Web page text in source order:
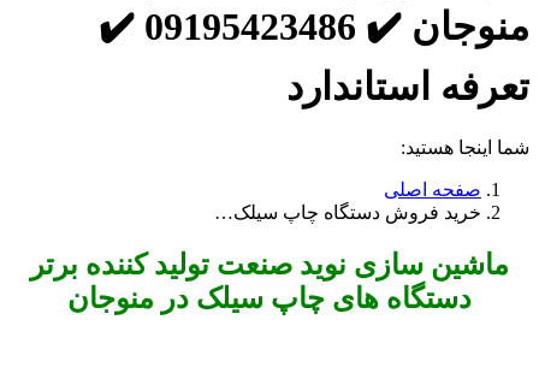
منوجان ✔️ 09195423486 ✔️
تعرفه استاندارد
شما اینجا هستید:
صفحه اصلی
خرید فروش دستگاه چاپ سیلک…
ماشین سازی نوید صنعت تولید کننده برتر
دستگاه های چاپ سیلک در منوجان